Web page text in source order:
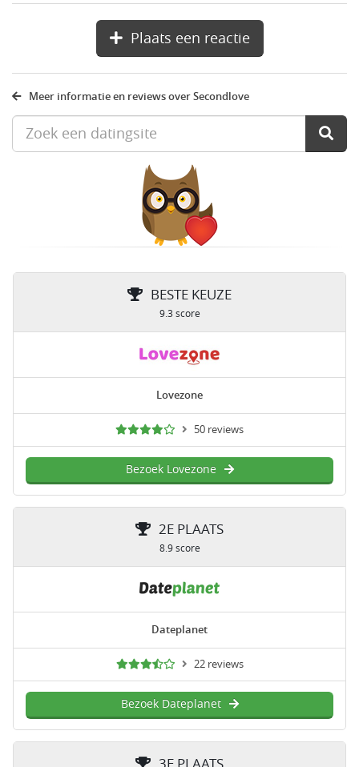
Plaats een reactie
Meer informatie en reviews over Secondlove
BESTE KEUZE
9.3 score
Lovezone
50 reviews
Bezoek Lovezone
2E PLAATS
8.9 score
Dateplanet
22 reviews
Bezoek Dateplanet
3E PLAATS